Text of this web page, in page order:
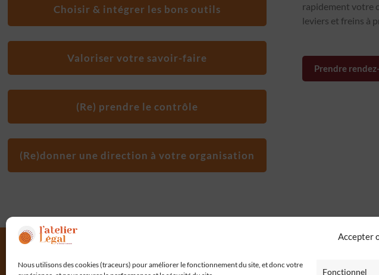
Accepter
Nous utilisons des cookies (traceurs) pour améliorer le fonctionnement du site, et donc votre
Fonctionnel
Choisir & intégrer les bons outils
Valoriser votre savoir-faire
(Re) prendre le contrôle
(Re)donner une direction à votre organisation
rapidement votre
leviers et freins à
Prendre